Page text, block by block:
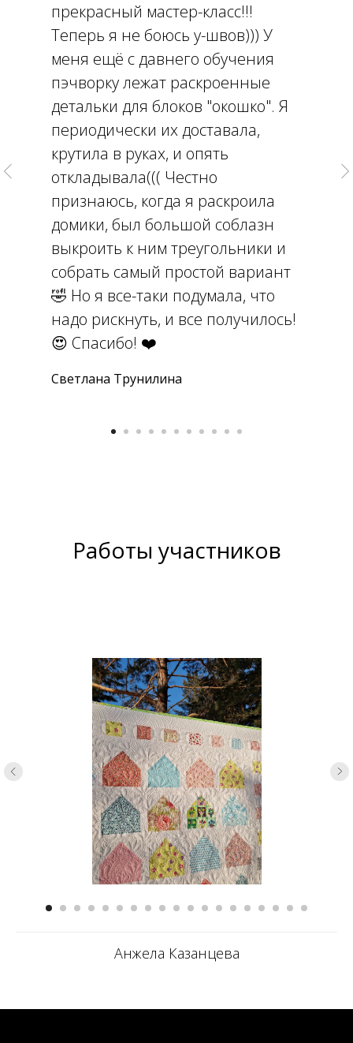
прекрасный мастер-класс!!!
Теперь я не боюсь у-швов))) У
меня ещё с давнего обучения
пэчворку лежат раскроенные
детальки для блоков "окошко". Я
периодически их доставала,
крутила в руках, и опять
откладывала((( Честно
признаюсь, когда я раскроила
домики, был большой соблазн
выкроить к ним треугольники и
собрать самый простой вариант
🤣 Но я все-таки подумала, что
надо рискнуть, и все получилось!
😍 Спасибо! ❤️
Светлана Трунилина
Работы участников
Анжела Казанцева